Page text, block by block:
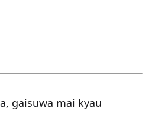
gaisuwa mai kyau